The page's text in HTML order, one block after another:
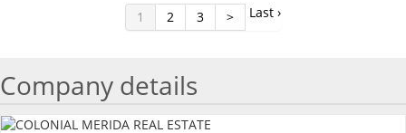
1 2 3 > Last ›
Company details